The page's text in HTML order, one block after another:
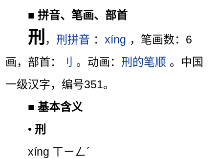
■拼音、笔画、部首
刑 ， 刑拼音 ：xíng ，笔画数：6
画，部首：
刂 。动画： 刑的笔顺 。中国
一级汉字，编号351。
■基本含义
• 刑
xíng ㄒㄧㄥˊ